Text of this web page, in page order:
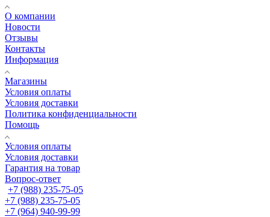
О компании
Новости
Отзывы
Контакты
Информация
Магазины
Условия оплаты
Условия доставки
Политика конфиденциальности
Помощь
Условия оплаты
Условия доставки
Гарантия на товар
Вопрос-ответ
+7 (988) 235-75-05
+7 (988) 235-75-05
+7 (964) 940-99-99